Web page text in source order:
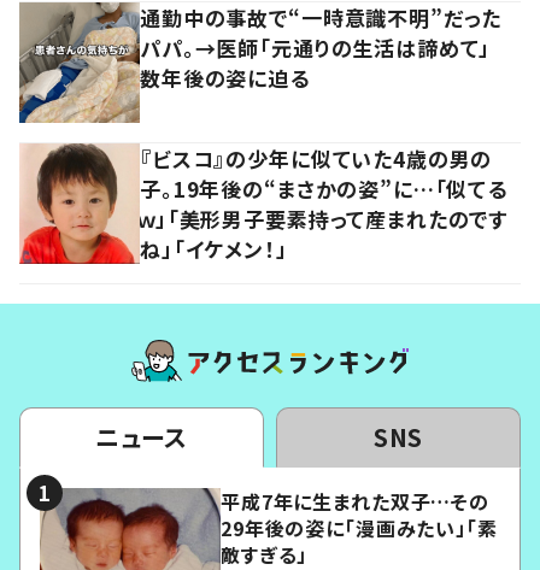
通勤中の事故で“一時意識不明”だった
パパ。→医師「元通りの生活は諦めて」
数年後の姿に迫る
『ビスコ』の少年に似ていた4歳の男の
子。19年後の“まさかの姿”に…「似てる
ｗ」「美形男子要素持って産まれたのです
ね」「イケメン！」
ニュース SNS
平成7年に生まれた双子…その
29年後の姿に「漫画みたい」「素
敵すぎる」